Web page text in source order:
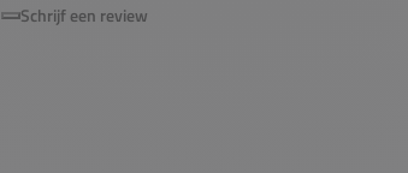
Schrijf een review